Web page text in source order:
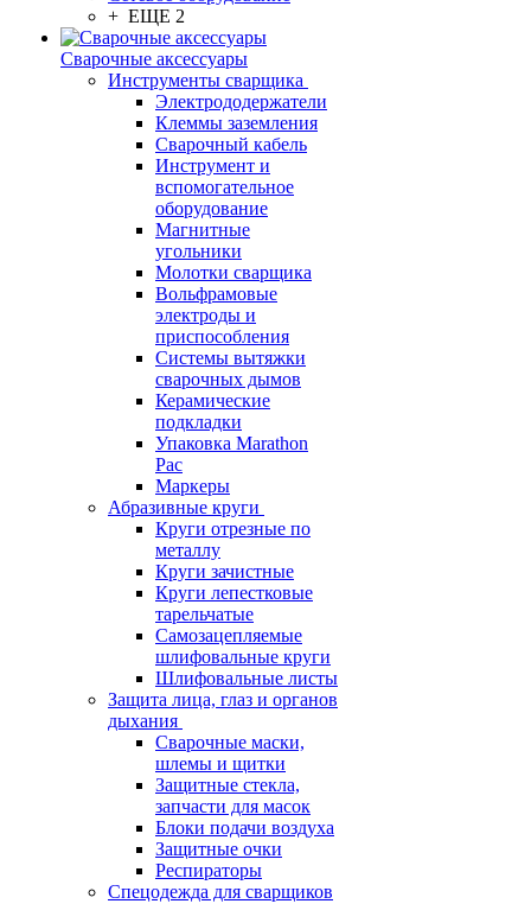
+ ЕЩЕ 2
Сварочные аксессуары
Инструменты сварщика
Электрододержатели
Клеммы заземления
Сварочный кабель
Инструмент и
вспомогательное
оборудование
Магнитные
угольники
Молотки сварщика
Вольфрамовые
электроды и
приспособления
Системы вытяжки
сварочных дымов
Керамические
подкладки
Упаковка Marathon
Pac
Маркеры
Абразивные круги
Круги отрезные по
металлу
Круги зачистные
Круги лепестковые
тарельчатые
Самозацепляемые
шлифовальные круги
Шлифовальные листы
Защита лица, глаз и органов
дыхания
Сварочные маски,
шлемы и щитки
Защитные стекла,
запчасти для масок
Блоки подачи воздуха
Защитные очки
Респираторы
Спецодежда для сварщиков